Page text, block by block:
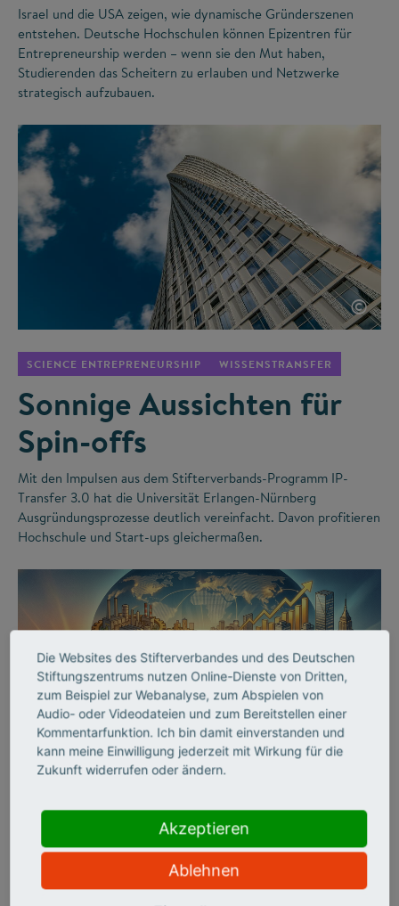
Israel und die USA zeigen, wie dynamische Gründerszenen
entstehen. Deutsche Hochschulen können Epizentren für
Entrepreneurship werden – wenn sie den Mut haben,
Studierenden das Scheitern zu erlauben und Netzwerke
strategisch aufzubauen.
©
SCIENCE ENTREPRENEURSHIP WISSENSTRANSFER
Sonnige Aussichten für
Spin-offs
Mit den Impulsen aus dem Stifterverbands-Programm IP-
Transfer 3.0 hat die Universität Erlangen-Nürnberg
Ausgründungsprozesse deutlich vereinfacht. Davon profitieren
Hochschule und Start-ups gleichermaßen.
INNOVATIONSSYSTEM SCIENCE ENTREPRENEURSHIP
Start-ups als Motor des
Aufschwungs
Die Websites des Stifterverbandes und des Deutschen
Stiftungszentrums nutzen Online-Dienste von Dritten,
zum Beispiel zur Webanalyse, zum Abspielen von
Audio- oder Videodateien und zum Bereitstellen einer
Kommentarfunktion. Ich bin damit einverstanden und
kann meine Einwilligung jederzeit mit Wirkung für die
Zukunft widerrufen oder ändern.
Akzeptieren
Ablehnen